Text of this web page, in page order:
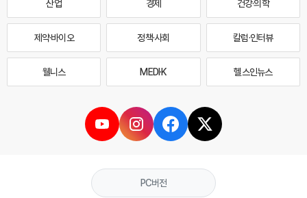
산업 경제 건강·의학
제약·바이오 정책·사회 칼럼·인터뷰
웰니스 MEDI·K 헬스인뉴스
PC버전